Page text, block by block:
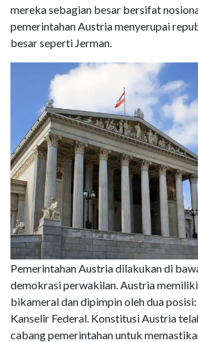
mereka sebagian besar bersifat
pemerintahan Austria menyerupai
besar seperti Jerman.
Pemerintahan Austria dilakukan di
demokrasi perwakilan. Austria
bikameral dan dipimpin oleh dua
Kanselir Federal. Konstitusi Austria
cabang pemerintahan untuk